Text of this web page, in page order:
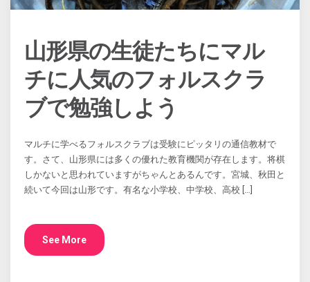
山形県の生徒たちにマル
チに人気のフォルスクラ
ブで勉強しよう
マルチに学べるフォルスクラブは受験にピッタリの通信教材で
す。さて、山形県には多くの優れた教育機関が存在します。将棋
しかないと思われていますがちゃんとあるんです。宮城、秋田と
続いて今回は山形です。有名な小学校、中学校、高校 […]
See More